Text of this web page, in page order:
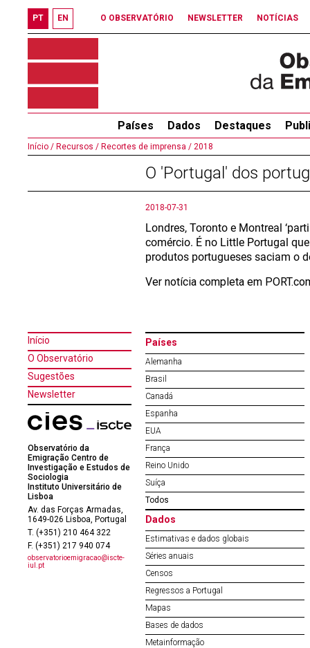
PT EN O OBSERVATÓRIO NEWSLETTER NOTÍCIAS
Países Dados Destaques
Início / Recursos / Recortes de imprensa / 2018
O 'Portugal' dos
2018-07-31
Londres, Toronto e Montreal
comércio. É no Little Portugal
produtos portugueses saciam o
Ver notícia completa em
Início
O Observatório
Sugestões
Newsletter
Observatório da
Emigração Centro de
Investigação e Estudos de
Sociologia
Instituto Universitário de
Lisboa
Av. das Forças Armadas,
1649-026 Lisboa, Portugal
T. (+351) 210 464 322
F. (+351) 217 940 074
observatorioemigracao@iscte-
iul.pt
Países
Alemanha
Brasil
Canadá
Espanha
EUA
França
Reino Unido
Suíça
Todos
Dados
Estimativas e dados globais
Séries anuais
Censos
Regressos a Portugal
Mapas
Bases de dados
Metainformação